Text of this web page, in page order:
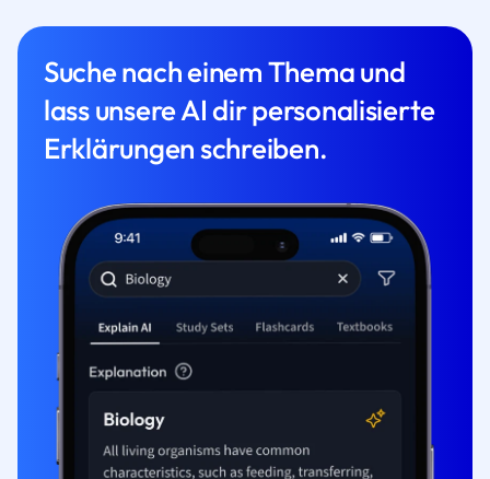
Suche nach einem Thema und
lass unsere AI dir personalisierte
Erklärungen schreiben.